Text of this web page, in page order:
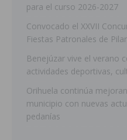
para el curso 2026-2027
Convocado el XXVII
Fiestas Patronales de
Benejúzar vive el verano
actividades deportivas,
Orihuela continúa
municipio con nuevas
pedanías